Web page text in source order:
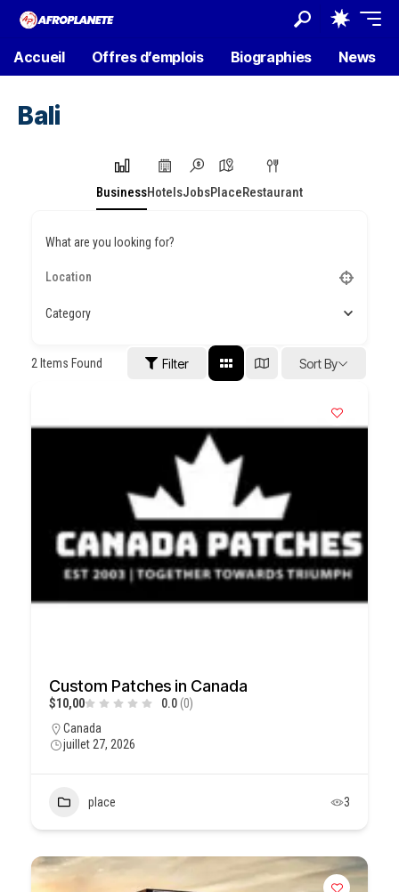
Accueil Offres d’emplois Biographies News
Bali
BusinessHotelsJobsPlaceRestaurant
What are you looking for?
Category
2 Items Found Filter Sort By
Custom Patches in Canada
$10,00 0.0 (0)
Canada
juillet 27, 2026
place 3